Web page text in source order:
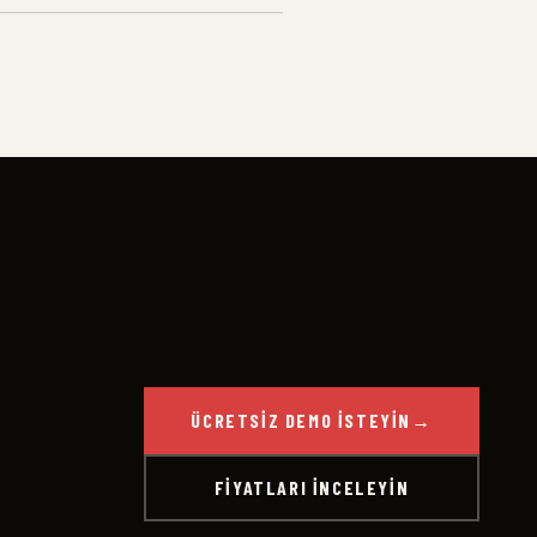
ÜCRETSIZ DEMO İSTEYIN →
FIYATLARI İNCELEYIN